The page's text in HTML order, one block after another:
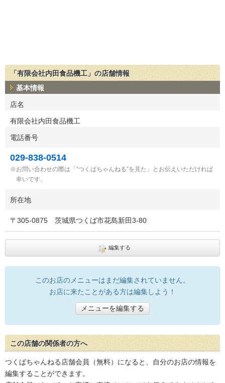
「有限会社内田食品機工」の店舗情報
基本情報
店名
有限会社内田食品機工
電話番号
029-838-0514
お問い合わせの際は「“つくばちゃんねる”を見た」とお伝えいただければ
幸いです。
所在地
〒 305-0875 茨城県つくば市花島新田3-80
編集する
このお店のメニューはまだ編集されていません。
お店に来たことがある方は編集しよう！
メニューを編集する
この店舗の関係者の方へ
つくばちゃんねる店舗会員（無料）になると、自分のお店の情報を
編集することができます。